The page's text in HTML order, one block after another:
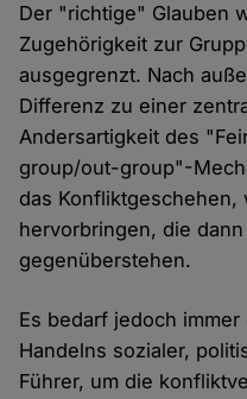
Der "richtige" Glauben
Zugehörigkeit zur
ausgegrenzt. Nach
Differenz zu einer
Andersartigkeit des
group/out-group"-
das Konfliktgeschehen,
hervorbringen, die
gegenüberstehen.
Es bedarf jedoch
Handelns sozialer,
Führer, um die